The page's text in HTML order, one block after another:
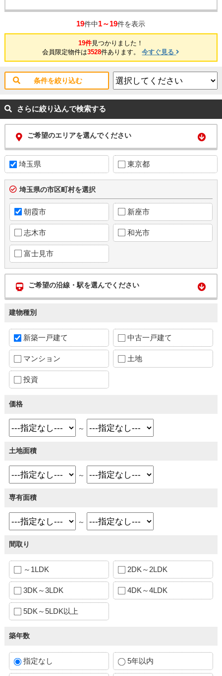
19件中1～19件を表示
19件見つかりました！
会員限定物件は3528件あります。今すぐ見る
条件を絞り込む
さらに絞り込んで検索する
ご希望のエリアを選んでください
埼玉県 東京都
埼玉県の市区町村を選択
朝霞市 新座市
志木市 和光市
富士見市
ご希望の沿線・駅を選んでください
建物種別
新築一戸建て 中古一戸建て
マンション 土地
投資
価格
～
土地面積
～
専有面積
～
間取り
～1LDK 2DK～2LDK
3DK～3LDK 4DK～4LDK
5DK～5LDK以上
築年数
指定なし 5年以内